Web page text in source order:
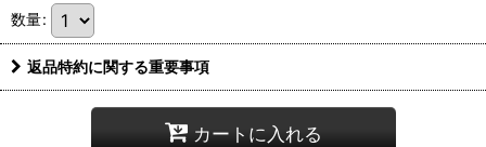
数量:
返品特約に関する重要事項
カートに入れる